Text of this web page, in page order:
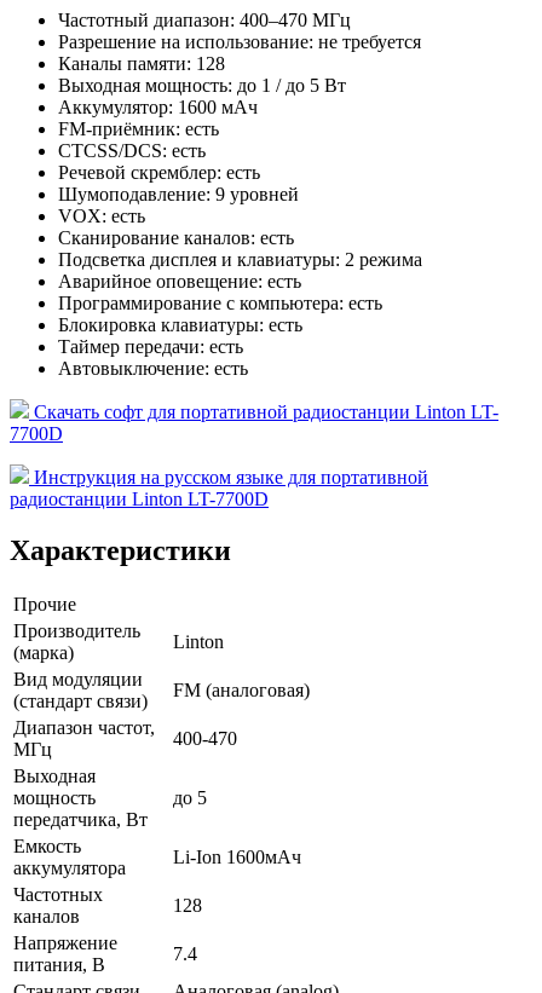
Частотный диапазон: 400–470 МГц
Разрешение на использование: не требуется
Каналы памяти: 128
Выходная мощность: до 1 / до 5 Вт
Аккумулятор: 1600 мАч
FM-приёмник: есть
CTCSS/DCS: есть
Речевой скремблер: есть
Шумоподавление: 9 уровней
VOX: есть
Сканирование каналов: есть
Подсветка дисплея и клавиатуры: 2 режима
Аварийное оповещение: есть
Программирование с компьютера: есть
Блокировка клавиатуры: есть
Таймер передачи: есть
Автовыключение: есть
Скачать cофт для портативной радиостанции Linton LT-
7700D
Инструкция на русском языке для портативной
радиостанции Linton LT-7700D
Характеристики
Прочие
Производитель
(марка)
Linton
Вид модуляции
(стандарт связи)
FM (аналоговая)
Диапазон частот,
МГц
400-470
Выходная
мощность
передатчика, Вт
до 5
Емкость
аккумулятора
Li-Ion 1600мАч
Частотных
каналов
128
Напряжение
питания, В
7.4